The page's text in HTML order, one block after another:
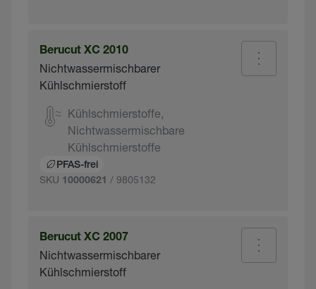
Berucut XC 2010
Nichtwassermischbarer
Kühlschmierstoff
Kühlschmierstoffe,
Nichtwassermischbare
Kühlschmierstoffe
PFAS-frei
SKU 10000621 / 9805132
Berucut XC 2007
Nichtwassermischbarer
Kühlschmierstoff